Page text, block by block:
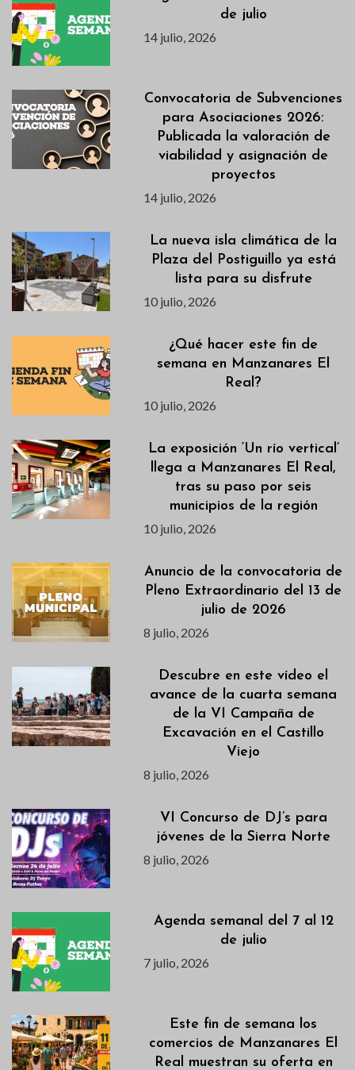
de julio
14 julio, 2026
Convocatoria de Subvenciones
para Asociaciones 2026:
Publicada la valoración de
viabilidad y asignación de
proyectos
14 julio, 2026
La nueva isla climática de la
Plaza del Postiguillo ya está
lista para su disfrute
10 julio, 2026
¿Qué hacer este fin de
semana en Manzanares El
Real?
10 julio, 2026
La exposición ‘Un río vertical’
llega a Manzanares El Real,
tras su paso por seis
municipios de la región
10 julio, 2026
Anuncio de la convocatoria de
Pleno Extraordinario del 13 de
julio de 2026
8 julio, 2026
Descubre en este vídeo el
avance de la cuarta semana
de la VI Campaña de
Excavación en el Castillo
Viejo
8 julio, 2026
VI Concurso de DJ’s para
jóvenes de la Sierra Norte
8 julio, 2026
Agenda semanal del 7 al 12
de julio
7 julio, 2026
Este fin de semana los
comercios de Manzanares El
Real muestran su oferta en